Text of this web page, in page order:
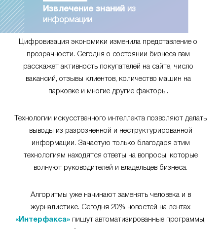
Извлечение знаний из
информации
Цифровизация экономики изменила представление о
прозрачности. Сегодня о состоянии бизнеса вам
расскажет активность покупателей на сайте, число
вакансий, отзывы клиентов, количество машин на
парковке и многие другие факторы.
Технологии искусственного интеллекта позволяют делать
выводы из разрозненной и неструктурированной
информации. Зачастую только благодаря этим
технологиям находятся ответы на вопросы, которые
волнуют руководителей и владельцев бизнеса.
Алгоритмы уже начинают заменять человека и в
журналистике. Сегодня 20% новостей на лентах
«Интерфакса» пишут автоматизированные программы,